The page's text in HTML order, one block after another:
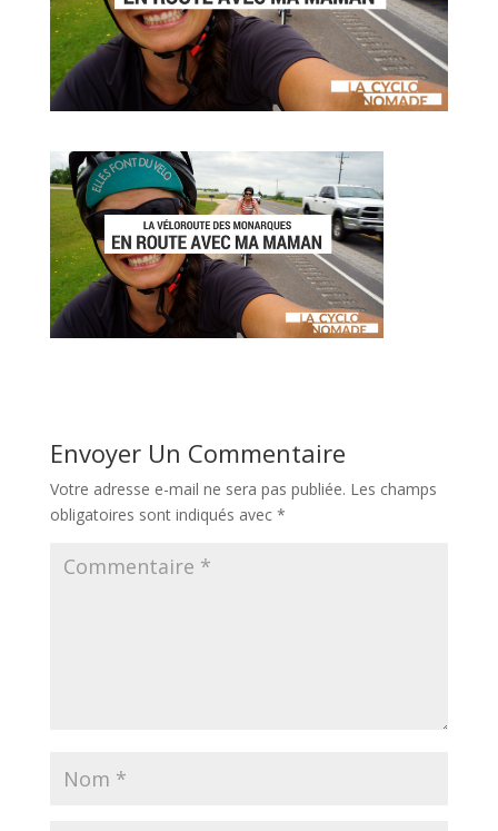
Envoyer Un Commentaire
Votre adresse e-mail ne sera pas publiée. Les champs
obligatoires sont indiqués avec *